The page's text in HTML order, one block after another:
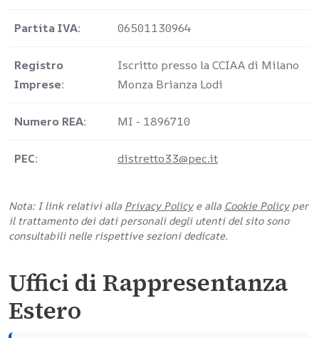
Partita IVA: 06501130964
Registro
Imprese:
Iscritto presso la CCIAA di Milano
Monza Brianza Lodi
Numero REA: MI - 1896710
PEC: distretto33@pec.it
Nota: I link relativi alla Privacy Policye alla Cookie Policyper
il trattamento dei dati personali degli utenti del sito sono
consultabili nelle rispettive sezioni dedicate.
Uffici di Rappresentanza
Estero